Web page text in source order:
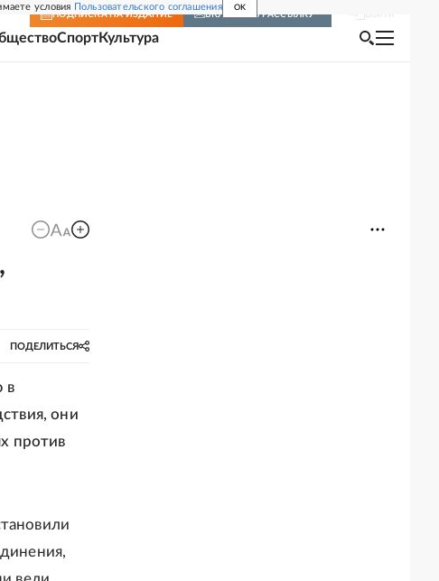
условия Пользовательского соглашения OK
ПОДПИСКА НА ИЗДАНИЕ ВКЛЮЧИТЬ РАССЫЛКУ
СпортКультура
ПОДЕЛИТЬСЯ
в
они
против